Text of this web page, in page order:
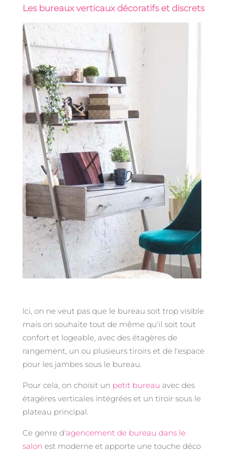
Les bureaux verticaux décoratifs et discrets
Ici, on ne veut pas que le bureau soit trop visible
mais on souhaite tout de même qu'il soit tout
confort et logeable, avec des étagères de
rangement, un ou plusieurs tiroirs et de l'espace
pour les jambes sous le bureau.
Pour cela, on choisit un petit bureau avec des
étagères verticales intégrées et un tiroir sous le
plateau principal.
Ce genre d'agencement de bureau dans le
salon est moderne et apporte une touche déco